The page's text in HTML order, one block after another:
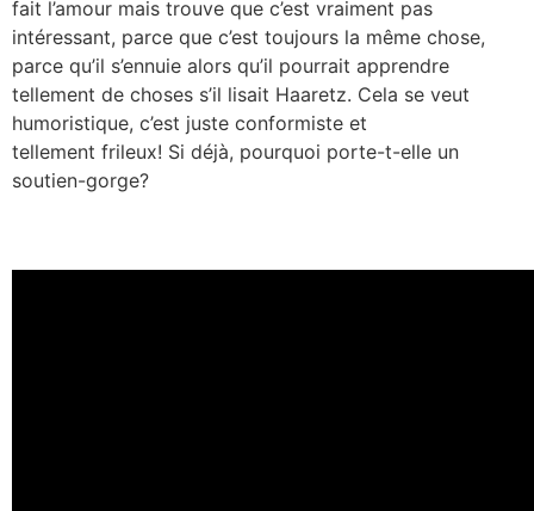
fait l’amour mais trouve que c’est vraiment pas
intéressant, parce que c’est toujours la même chose,
parce qu’il s’ennuie alors qu’il pourrait apprendre
tellement de choses s’il lisait Haaretz. Cela se veut
humoristique, c’est juste conformiste et
tellement frileux! Si déjà, pourquoi porte-t-elle un
soutien-gorge?